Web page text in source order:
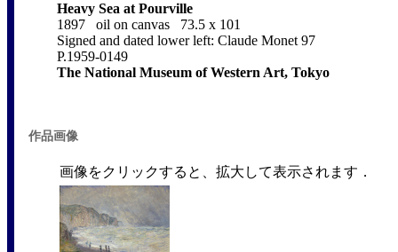
Heavy Sea at Pourville
1897 oil on canvas 73.5 x 101
Signed and dated lower left: Claude Monet 97
P.1959-0149
The National Museum of Western Art, Tokyo
作品画像
画像をクリックすると、拡大して表示されます．